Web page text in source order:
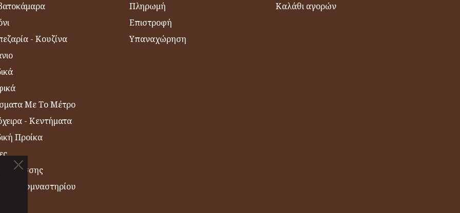
- Κουζίνα
Με Το Μέτρο
- Κεντήματα
Προίκα
Θαλάσσης
Γυμναστηρίου
Πληρωμή
Επιστροφή
Υπαναχώρηση
Καλάθι αγορών